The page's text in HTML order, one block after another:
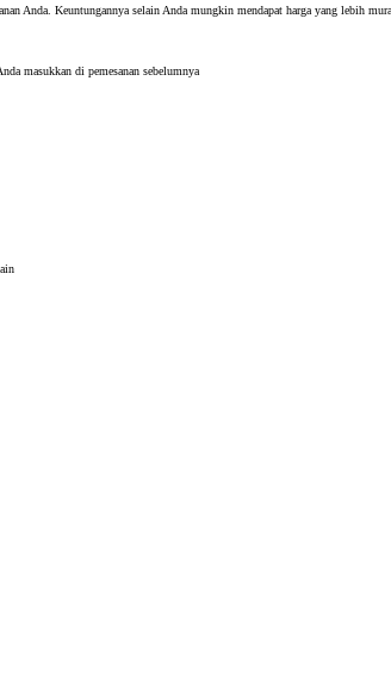
Anda. Keuntungannya selain Anda mungkin mendapat harga yang lebih
masukkan di pemesanan sebelumnya